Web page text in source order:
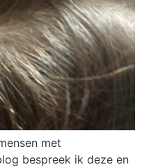
met
bespreek ik deze en